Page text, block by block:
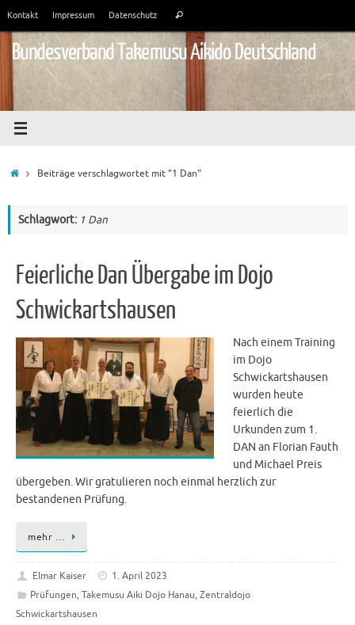
springen
Kontakt Impressum Datenschutz Suchen
Bundesverband Takemusu Aikido Deutschland
StartBeiträge verschlagwortet mit "1 Dan"
Schlagwort: 1 Dan
Feierliche Dan Übergabe im Dojo
Schwickartshausen
Nach einem Training
im Dojo
Schwickartshausen
wurden heute
feierlich die
Urkunden zum 1.
DAN an Florian Fauth
und Michael Preis
übergeben. Wir gratulieren noch einmal herzlich zur
bestandenen Prüfung.
mehr …
Elmar Kaiser
1. April 2023
Prüfungen, Takemusu Aiki Dojo Hanau, Zentraldojo
Schwickartshausen